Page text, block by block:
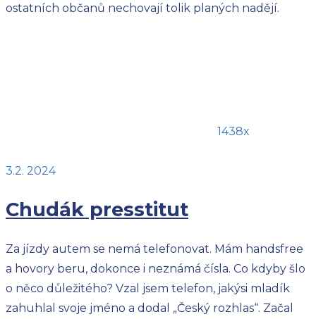
ostatních občanů nechovají tolik planých nadějí.
1438x
3.2. 2024
Chudák presstitut
Za jízdy autem se nemá telefonovat. Mám handsfree
a hovory beru, dokonce i neznámá čísla. Co kdyby šlo
o něco důležitého? Vzal jsem telefon, jakýsi mladík
zahuhlal svoje jméno a dodal „Český rozhlas“. Začal